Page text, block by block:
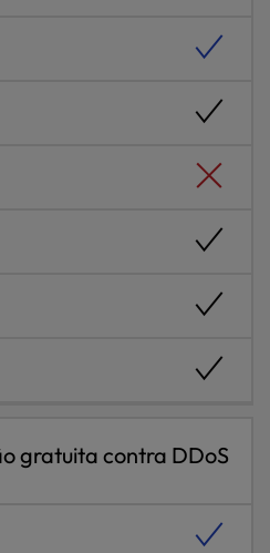
gratuita contra DDoS